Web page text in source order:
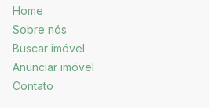
Home
Sobre nós
Buscar imóvel
Anunciar imóvel
Contato